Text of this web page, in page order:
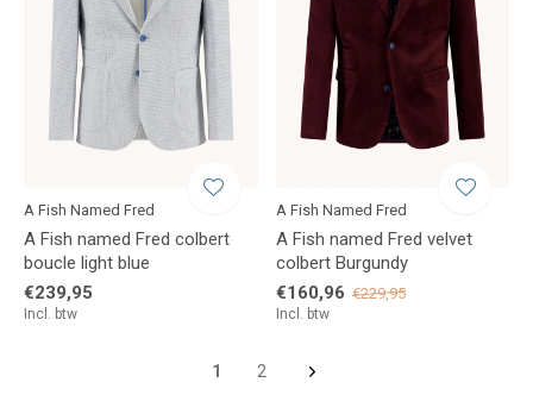
A Fish Named Fred
A Fish named Fred colbert
boucle light blue
€239,95
Incl. btw
A Fish Named Fred
A Fish named Fred velvet
colbert Burgundy
€160,96 €229,95
Incl. btw
1 2